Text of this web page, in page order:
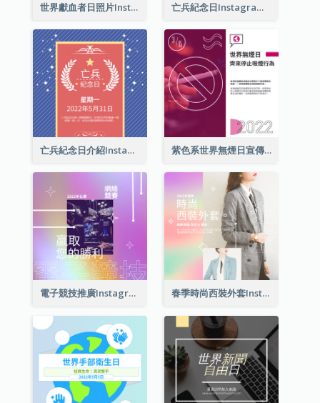
世界獻血者日照片Instagram帖子 亡兵紀念日Instagram帖子(附名言引用)
亡兵紀念日介紹Instagram帖子 紫色系世界無煙日宣傳用Instagram帖子
電子競技推廣Instagram帖子 春季時尚西裝外套Instagram帖子